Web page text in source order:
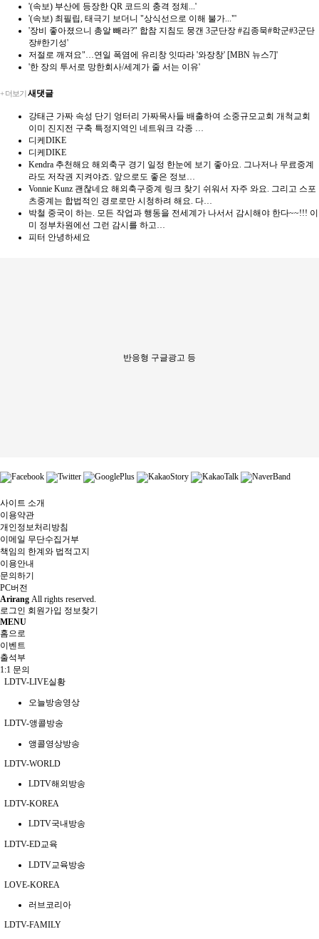
'(속보) 부산에 등장한 QR 코드의 충격 정체...'
'(속보) 최필립, 태극기 보더니 "상식선으로 이해 불가..."'
'장비 좋아졌으니 총알 빼라?" 합참 지침도 뭉갠 3군단장 #김종묵#학군#3군단
장#한기성'
저절로 깨져요"…연일 폭염에 유리창 잇따라 '와장창' [MBN 뉴스7]'
'한 장의 투서로 망한회사/세계가 줄 서는 이유'
+ 더보기새댓글
강태근 가짜 속성 단기 엉터리 가짜목사들 배출하여 소중규모교회 개척교회
이미 진지전 구축 특정지역인 네트워크 각종 …
디케DIKE
디케DIKE
Kendra 추천해요 해외축구 경기 일정 한눈에 보기 좋아요. 그나저나 무료중계
라도 저작권 지켜야죠. 앞으로도 좋은 정보…
Vonnie Kunz 괜찮네요 해외축구중계 링크 찾기 쉬워서 자주 와요. 그리고 스포
츠중계는 합법적인 경로로만 시청하려 해요. 다…
박철 중국이 하는. 모든 작업과 행동을 전세계가 나서서 감시해야 한다~~!!! 이
미 정부차원에선 그런 감시를 하고…
피터 안녕하세요
반응형 구글광고 등
사이트 소개
이용약관
개인정보처리방침
이메일 무단수집거부
책임의 한계와 법적고지
이용안내
문의하기
PC버전
Arirang All rights reserved.
로그인 회원가입 정보찾기
MENU
홈으로
이벤트
출석부
1:1 문의
LDTV-LIVE실황
오늘방송영상
LDTV-앵콜방송
앵콜영상방송
LDTV-WORLD
LDTV해외방송
LDTV-KOREA
LDTV국내방송
LDTV-ED교육
LDTV교육방송
LOVE-KOREA
러브코리아
LDTV-FAMILY